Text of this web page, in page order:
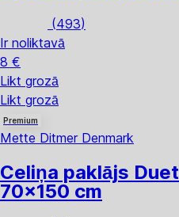
(493)
Ir noliktavā
8 €
Likt grozā
Likt grozā
Premium
Mette Ditmer Denmark
Celiņa paklājs Duet
70x150 cm